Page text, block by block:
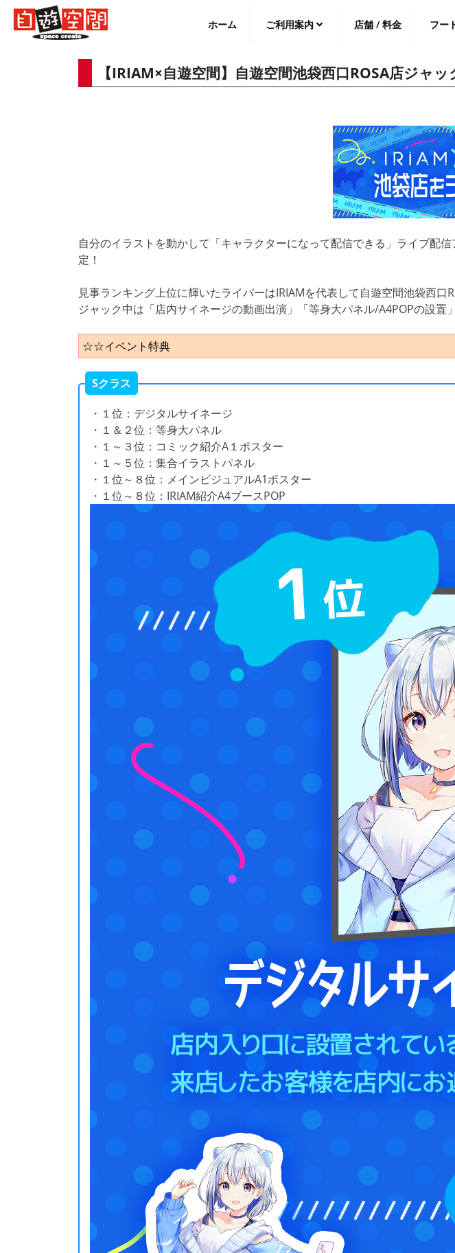
Skip
content
ホーム ご利用案内 店舗 / 料金 フー
【IRIAM×自遊空間】自遊空間池袋西口ROSA店ジャッ
自分のイラストを動かして「キャラクターになって配信できる」ライブ配
定！
見事ランキング上位に輝いたライバーはIRIAMを代表して自遊空間池袋西口
ジャック中は「店内サイネージの動画出演」「等身大パネル/A4POPの設置
☆☆イベント特典
Sクラス
・１位：デジタルサイネージ
・１＆２位：等身大パネル
・１～３位：コミック紹介A１ポスター
・１～５位：集合イラストパネル
・１位～８位：メインビジュアルA1ポスター
・１位～８位：IRIAM紹介A4ブースPOP
English 中文（繁體）